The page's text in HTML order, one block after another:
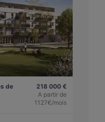
de
218 000 €
A partir de
1127€/mois